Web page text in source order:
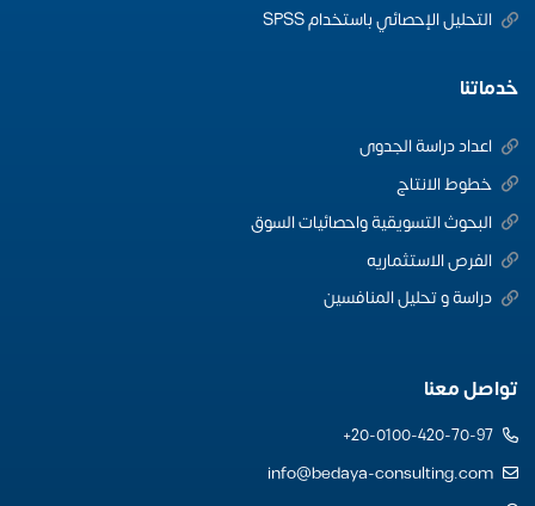
التحليل الإحصائي باستخدام SPSS
خدماتنا
اعداد دراسة الجدوى
خطوط الانتاج
البحوث التسويقية واحصائيات السوق
الفرص الاستثماريه
دراسة و تحليل المنافسين
تواصل معنا
20-0100-420-70-97+
info@bedaya-consulting.com